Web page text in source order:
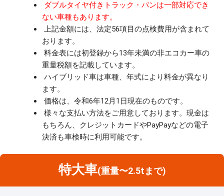
ダブルタイヤ付きトラック・バンは一部対応でき
ない車種もあります。
上記金額には、法定56項目の点検費用が含まれて
おります。
料金表には初登録から13年未満の非エコカー車の
重量税額を記載しています。
ハイブリッド車は車種、年式により料金が異なり
ます。
価格は、令和6年12月1日現在のものです。
様々な支払い方法をご用意しております。現金は
もちろん、クレジットカードやPayPayなどの電子
決済も車検時に利用可能です。
特大車(重量〜2.5tまで)